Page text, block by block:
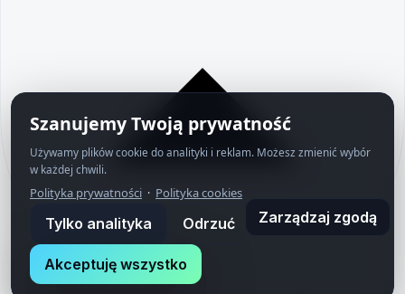
Szanujemy Twoją prywatność
Używamy plików cookie do analityki i reklam. Możesz zmienić wybór
w każdej chwili.
Polityka prywatności · Polityka cookies
Tylko analityka Odrzuć
Akceptuję wszystko
Zarządzaj zgodą